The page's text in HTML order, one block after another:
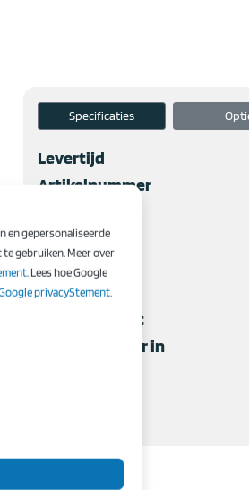
Specificaties
Levertijd
Artikelnummer
Merk
Breedte
Categorie
Eigen gewicht
Komt ook voor in
en gepersonaliseerde
gebruiken. Meer over
. Lees hoe Google
privacyStement.